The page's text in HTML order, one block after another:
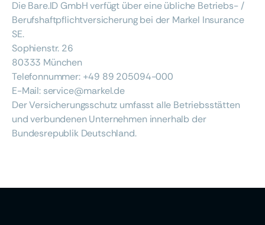
Die Bare.ID GmbH verfügt über eine übliche Betriebs- /
Berufshaftpflichtversicherung bei der Markel Insurance
SE.
Sophienstr. 26
80333 München
Telefonnummer: +49 89 205094-000
E-Mail: service@markel.de
Der Versicherungsschutz umfasst alle Betriebsstätten
und verbundenen Unternehmen innerhalb der
Bundesrepublik Deutschland.